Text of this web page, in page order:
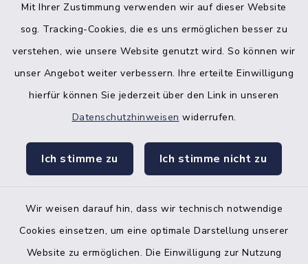
Mit Ihrer Zustimmung verwenden wir auf dieser Website
sog. Tracking-Cookies, die es uns ermöglichen besser zu
verstehen, wie unsere Website genutzt wird. So können wir
unser Angebot weiter verbessern. Ihre erteilte Einwilligung
hierfür können Sie jederzeit über den Link in unseren
Datenschutzhinweisen widerrufen.
Ich stimme zu Ich stimme nicht zu
Wir weisen darauf hin, dass wir technisch notwendige
Cookies einsetzen, um eine optimale Darstellung unserer
Website zu ermöglichen. Die Einwilligung zur Nutzung
facebook
Bankverbindung der Amtskasse
Kontakt
Datenschutz